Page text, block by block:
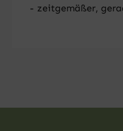
- zeitgemäßer,